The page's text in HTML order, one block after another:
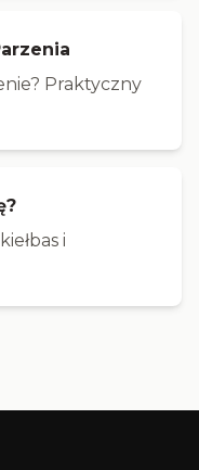
Praktyczny
i